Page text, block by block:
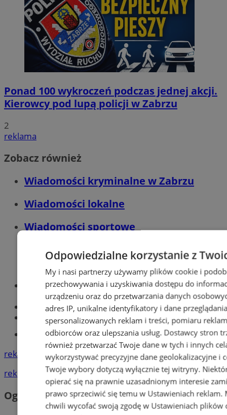
Ponad 100 wykroczeń podczas jednej akcji.
Kierowcy pod lupą policji w Zabrzu
2
reklama
Zobacz również
Wiadomości kryminalne w Zabrzu
Wiadomości lokalne
Wiadomości sportowe
Optyk, okulista
Zabrze
Największy sklep z częściami online!
Książeczka sanepidowska
Tworzenie stron www -Zabrze
reklama
reklama
Ogłoszenia
Odpowiedzialne korzystanie z
My i nasi partnerzy używamy plików cookie i
przechowywania i uzyskiwania dostępu do
urządzeniu oraz do przetwarzania danych
adres IP, unikalne identyfikatory i dane
spersonalizowanych reklam i treści, pomiaru
odbiorców oraz ulepszania usług. Dostawcy stron
również przetwarzać Twoje dane w tych i innych
wykorzystywać precyzyjne dane geolokalizacyjne i
Twoje wybory dotyczą wyłącznie tej witryny.
opierać się na prawnie uzasadnionym interesie
prawo sprzeciwić się temu w Ustawieniach reklam.
chwili wycofać swoją zgodę w Ustawieniach plików